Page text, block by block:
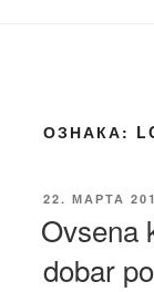
ОЗНАКА:
ОБЈАВЉЕНО
22. МАРТА
Ovsena
dobar